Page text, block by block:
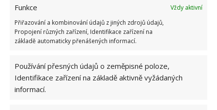
Funkce
Vždy aktivní
Přiřazování a kombinování údajů z jiných zdrojů údajů,
Propojení různých zařízení, Identifikace zařízení na
základě automaticky přenášených informací.
Používání přesných údajů o zeměpisné poloze,
Identifikace zařízení na základě aktivně vyžádaných
informací.
HRABOŠ JAK SE ZBAVIT HLODAVCŮ
PŘÍRODNÍ ODPUZOVAČE ZAHRADA
Přidejte svůj názor